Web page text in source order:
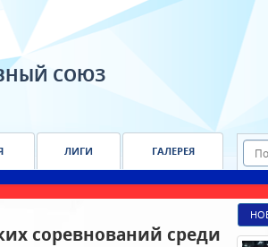
СОЮЗ
ЛИГИ ГАЛЕРЕЯ
соревнований среди